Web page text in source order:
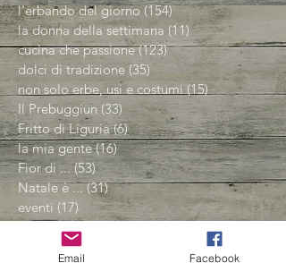
l'erbando del giorno (154)154 post
la donna della settimana (11) 11 post
cucina che passione (123)123 post
dolci di tradizione (35) 35 post
non solo erbe, usi e costumi (15)15 post
Il Prebuggiun (33) 33 post
Fritto di Liguria (6)6 post
la mia gente (16)16 post
Fior di ... (53)53 post
Natale è ... (31)31 post
eventi (17) 17 post
Pasqua è ... (18)18 post
Amico Albero
Email Facebook